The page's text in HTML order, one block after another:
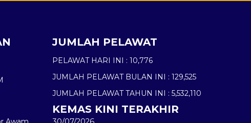
JUMLAH PELAWAT
PELAWAT HARI INI : 10,776
JUMLAH PELAWAT BULAN INI : 129,525
JUMLAH PELAWAT TAHUN INI : 5,532,110
KEMAS KINI TERAKHIR